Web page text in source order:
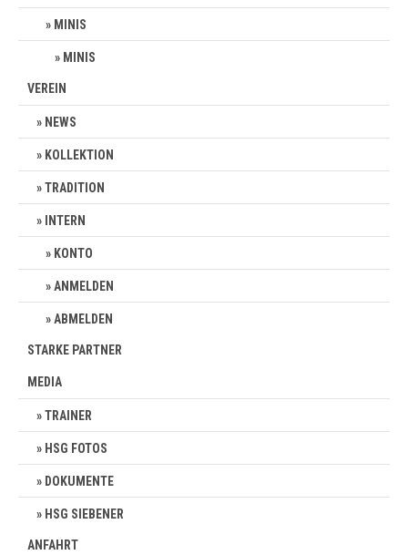
MINIS
MINIS
VEREIN
NEWS
KOLLEKTION
TRADITION
INTERN
KONTO
ANMELDEN
ABMELDEN
STARKE PARTNER
MEDIA
TRAINER
HSG FOTOS
DOKUMENTE
HSG SIEBENER
ANFAHRT